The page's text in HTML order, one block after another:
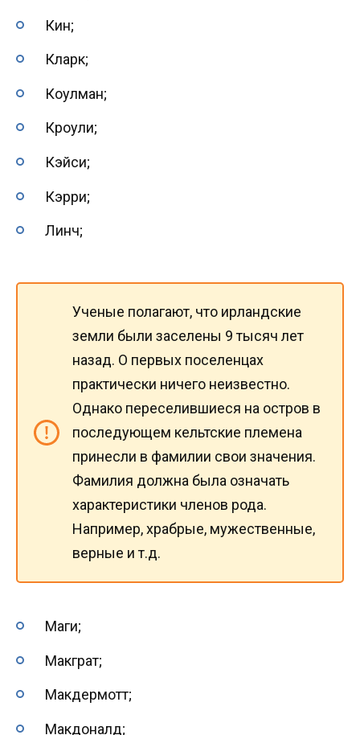
Кин;
Кларк;
Коулман;
Кроули;
Кэйси;
Кэрри;
Линч;
Ученые полагают, что ирландские
земли были заселены 9 тысяч лет
назад. О первых поселенцах
практически ничего неизвестно.
Однако переселившиеся на остров в
последующем кельтские племена
принесли в фамилии свои значения.
Фамилия должна была означать
характеристики членов рода.
Например, храбрые, мужественные,
верные и т.д.
Маги;
Макграт;
Макдермотт;
Макдоналд;